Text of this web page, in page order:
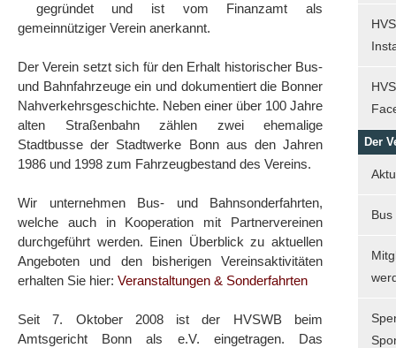
gegründet und ist vom Finanzamt als
gemeinnütziger Verein anerkannt.
Der Verein setzt sich für den Erhalt historischer Bus-
und Bahnfahrzeuge ein und dokumentiert die Bonner
Nahverkehrsgeschichte. Neben einer über 100 Jahre
alten Straßenbahn zählen zwei ehemalige
Stadtbusse der Stadtwerke Bonn aus den Jahren
1986 und 1998 zum Fahrzeugbestand des Vereins.
Wir unternehmen Bus- und Bahnsonderfahrten,
welche auch in Kooperation mit Partnervereinen
durchgeführt werden. Einen Überblick zu aktuellen
Angeboten und den bisherigen Vereinsaktivitäten
erhalten Sie hier: Veranstaltungen & Sonderfahrten
Seit 7. Oktober 2008 ist der HVSWB beim
Amtsgericht Bonn als e.V. eingetragen. Das
Der
Bus